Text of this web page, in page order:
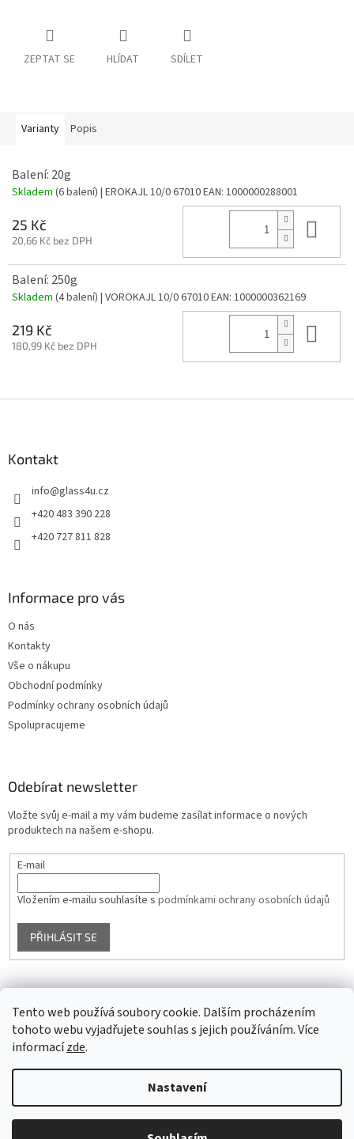
Tento web používá soubory cookie. Dalším procházením
tohoto webu vyjadřujete souhlas s jejich používáním. Více
informacízde.
Nastavení
ZEPTAT SE HLÍDAT SDÍLET
Varianty Popis
Balení: 20g
Skladem (6 balení) | EROKAJL 10/0 67010EAN: 1000000288001
25 Kč
20,66 Kč bez DPH
Balení: 250g
Skladem (4 balení) | VOROKAJL 10/0 67010EAN: 1000000362169
219 Kč
180,99 Kč bez DPH
Kontakt
info@glass4u.cz
+420 483 390 228
+420 727 811 828
Informace pro vás
O nás
Kontakty
Vše o nákupu
Obchodní podmínky
Podmínky ochrany osobních údajů
Spolupracujeme
Odebírat newsletter
Vložte svůj e-mail a my vám budeme zasílat informace o nových
produktech na našem e-shopu.
E-mail
Vložením e-mailu souhlasíte s podmínkami ochrany osobních údajů
PŘIHLÁSIT SE
Facebook
Copyright 2026Glass4u.cz. Všechna práva vyhrazena.Upravit